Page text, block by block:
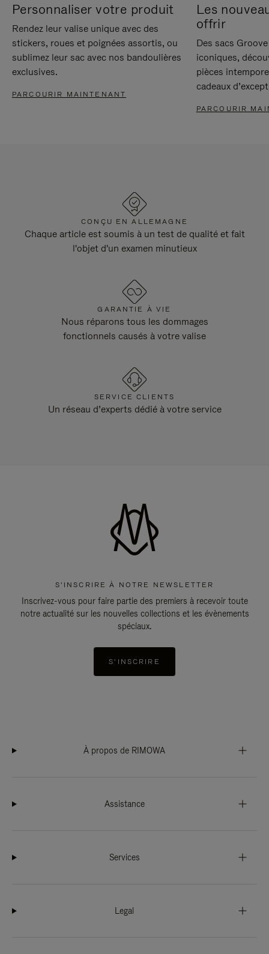
Personnaliser votre produit
Rendez leur valise unique avec des
stickers, roues et poignées assortis, ou
sublimez leur sac avec nos bandoulières
exclusives.
PARCOURIR MAINTENANT
Les
offrir
Des sacs
iconiques,
pièces
cadeaux
PARCOURIR
CONÇU EN ALLEMAGNE
Chaque article est soumis à un test de qualité et fait
l'objet d'un examen minutieux
GARANTIE À VIE
Nous réparons tous les dommages
fonctionnels causés à votre valise
SERVICE CLIENTS
Un réseau d’experts dédié à votre service
S'INSCRIRE À NOTRE NEWSLETTER
Inscrivez-vous pour faire partie des premiers à recevoir toute
notre actualité sur les nouvelles collections et les évènements
spéciaux.
S'INSCRIRE
À propos de RIMOWA
Assistance
Services
Legal